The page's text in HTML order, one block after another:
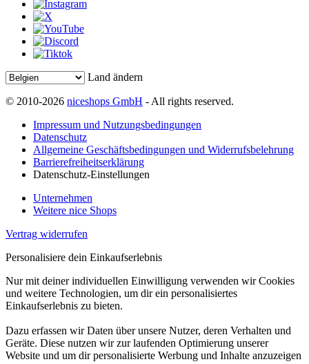
Land ändern
© 2010-2026 niceshops GmbH - All rights reserved.
Impressum und Nutzungsbedingungen
Datenschutz
Allgemeine Geschäftsbedingungen und Widerrufsbelehrung
Barrierefreiheitserklärung
Datenschutz-Einstellungen
Unternehmen
Weitere nice Shops
Vertrag widerrufen
Personalisiere dein Einkaufserlebnis
Nur mit deiner individuellen Einwilligung verwenden wir Cookies
und weitere Technologien, um dir ein personalisiertes
Einkaufserlebnis zu bieten.
Dazu erfassen wir Daten über unsere Nutzer, deren Verhalten und
Geräte. Diese nutzen wir zur laufenden Optimierung unserer
Website und um dir personalisierte Werbung und Inhalte anzuzeigen